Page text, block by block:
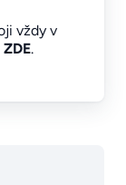
vždy v
ZDE.